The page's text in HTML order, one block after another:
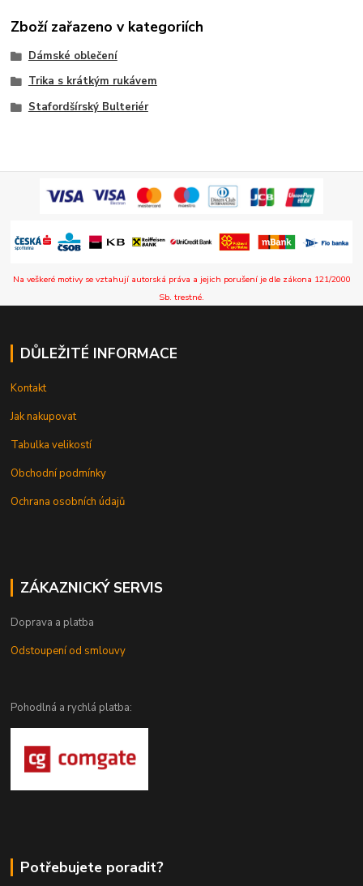
Zboží zařazeno v kategoriích
Dámské oblečení
Trika s krátkým rukávem
Stafordšírský Bulteriér
Na veškeré motivy se vztahují autorská práva a jejich porušení je dle zákona 121/2000
Sb. trestné.
DŮLEŽITÉ INFORMACE
Kontakt
Jak nakupovat
Tabulka velikostí
Obchodní podmínky
Ochrana osobních údajů
ZÁKAZNICKÝ SERVIS
Doprava a platba
Odstoupení od smlouvy
Pohodlná a rychlá platba:
Potřebujete poradit?